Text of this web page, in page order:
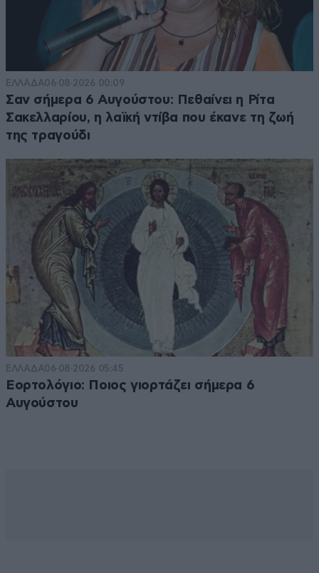
ΕΛΛΑΔΑ06·08·2026 00:09
Σαν σήμερα 6 Αυγούστου: Πεθαίνει η Ρίτα
Σακελλαρίου, η λαϊκή ντίβα που έκανε τη ζωή
της τραγούδι
ΕΛΛΑΔΑ06·08·2026 05:45
Εορτολόγιο: Ποιος γιορτάζει σήμερα 6
Αυγούστου